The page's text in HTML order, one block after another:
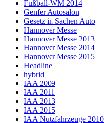
Fußball-WM 2014
Genfer Autosalon
Gesetz in Sachen Auto
Hannover Messe
Hannover Messe 2013
Hannover Messe 2014
Hannover Messe 2015
Headline
hybrid
IAA 2009
IAA 2011
IAA 2013
IAA 2015
IAA Nutzfahrzeuge 2010